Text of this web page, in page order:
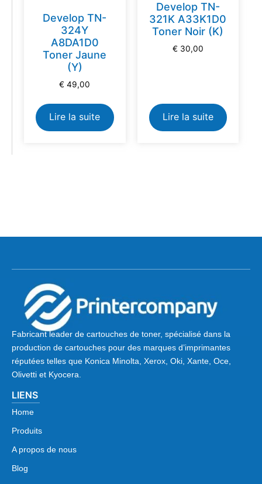
Develop TN-
324Y
A8DA1D0
Toner Jaune
(Y)
€ 49,00
Lire la suite
Develop TN-
321K A33K1D0
Toner Noir (K)
€ 30,00
Lire la suite
Fabricant leader de cartouches de toner, spécialisé dans la
production de cartouches pour des marques d’imprimantes
réputées telles que Konica Minolta, Xerox, Oki, Xante, Oce,
Olivetti et Kyocera.
LIENS
Home
Produits
A propos de nous
Blog